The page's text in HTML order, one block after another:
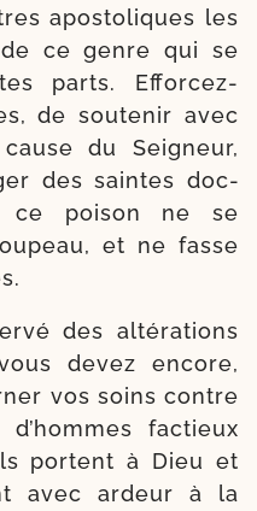
apos­to­liques les
ce genre qui se
parts. Efforcez-​
de sou­te­nir avec
du Seigneur,
des saintes doc­
ce poi­son ne se
et ne fasse
des alté­ra­tions
devez encore,
vos soins contre
fac­tieux
portent à Dieu et
avec ardeur à la